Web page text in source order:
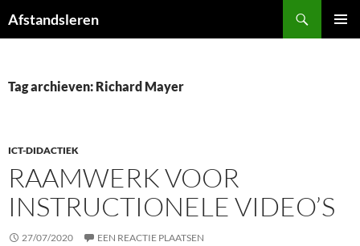
naar
Afstandsleren
Tag archieven: Richard Mayer
ICT-DIDACTIEK
RAAMWERK VOOR
INSTRUCTIONELE VIDEO’S
27/07/2020 EEN REACTIE PLAATSEN